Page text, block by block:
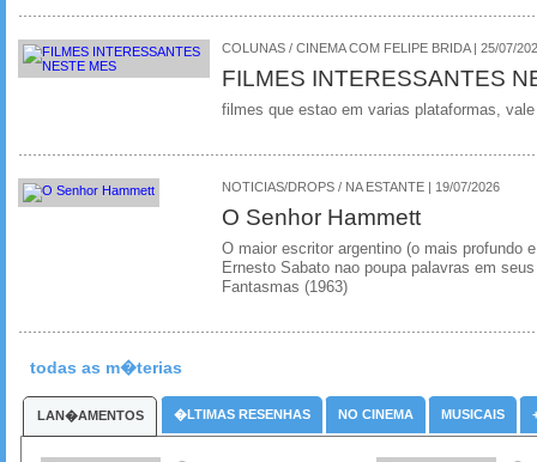
COLUNAS / CINEMA COM FELIPE BRIDA | 25/07/
FILMES INTERESSANTES
filmes que estao em varias plataformas,
NOTICIAS/DROPS / NA ESTANTE | 19/07/2026
O Senhor Hammett
O maior escritor argentino (o mais profundo
Ernesto Sabato nao poupa palavras em
Fantasmas (1963)
todas as m�terias
LAN�AMENTOS �LTIMAS RESENHAS NO CINEMA MUSICAIS